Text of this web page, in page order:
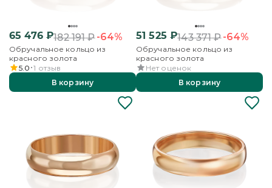
65 476₽182 191₽-64%
Обручальное кольцо из
красного золота
5.0 1 отзыв
В корзину
51 525 ₽143 371₽-64%
Обручальное кольцо из
красного золота
Нет оценок
В корзину